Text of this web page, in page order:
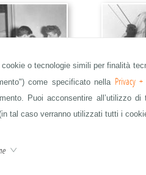
o tecnologie simili per finalità
come specificato nella Privacy +
Puoi acconsentire all’utilizzo
tal caso verranno utilizzati tutti i